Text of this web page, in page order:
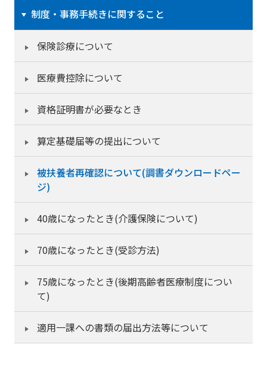
制度・事務手続きに関すること
保険診療について
医療費控除について
資格証明書が必要なとき
算定基礎届等の提出について
被扶養者再確認について(調書ダウンロードペー
ジ)
40歳になったとき(介護保険について)
70歳になったとき(受診方法)
75歳になったとき(後期高齢者医療制度につい
て)
適用一課への書類の届出方法等について